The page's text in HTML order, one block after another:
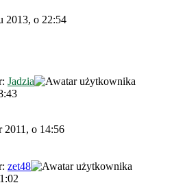
2013, o 22:54
Jadzia
2011, o 14:56
zet48